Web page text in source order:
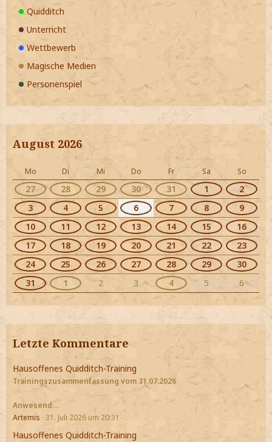
Quidditch
Unterricht
Wettbewerb
Magische Medien
Personenspiel
August 2026
Mo Di Mi Do Fr Sa So
27 28 29 30 31 1
2
3
4 5 6 7 8
9
10
11 12 13 14 15
16
17
18 19 20 21 22
23
24
25 26 27 28 29
30
31
1 2 3 4 5 6
Letzte Kommentare
Hausoffenes Quidditch-Training
Trainingszusammenfassung vom 31.07.2026
Anwesend:…
Artemis 31. Juli 2026 um 20:31
Hausoffenes Quidditch-Training